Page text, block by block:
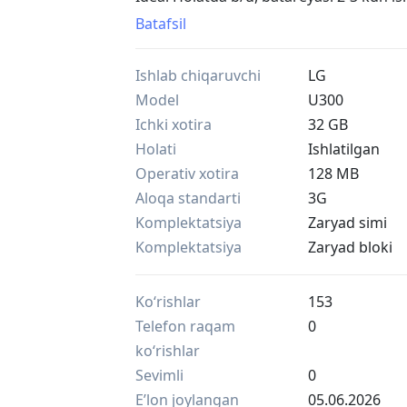
Faqat perfectumda ishlaydi (CDMA)
Batafsil
Ishlab chiqaruvchi
LG
Model
U300
Ichki xotira
32 GB
Holati
Ishlatilgan
Operativ xotira
128 MB
Aloqa standarti
3G
Komplektatsiya
Zaryad simi
Komplektatsiya
Zaryad bloki
Ko‘rishlar
153
Telefon raqam
ko‘rishlar
0
Sevimli
0
Eʼlon joylangan
05.06.2026